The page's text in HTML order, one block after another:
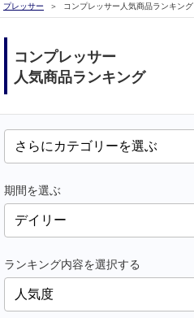
プレッサー
コンプレッサー人気商品ランキング
コンプレッサー
人気商品ランキング
期間を選ぶ
ランキング内容を選択する